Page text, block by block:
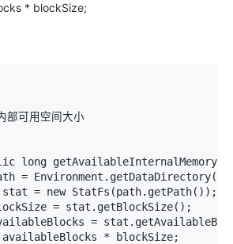
* blockSize;
部可用空间大小
long
= Environment.getDataDirectory();
= new StatFs(path.getPath());
= stat.getBlockSize();
=
* blockSize;